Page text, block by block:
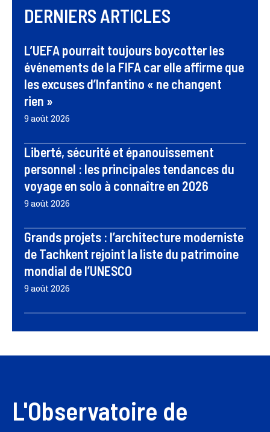
DERNIERS ARTICLES
L’UEFA pourrait toujours boycotter les
événements de la FIFA car elle affirme que
les excuses d’Infantino « ne changent
rien »
9 août 2026
Liberté, sécurité et épanouissement
personnel : les principales tendances du
voyage en solo à connaître en 2026
9 août 2026
Grands projets : l’architecture moderniste
de Tachkent rejoint la liste du patrimoine
mondial de l’UNESCO
9 août 2026
L'Observatoire de